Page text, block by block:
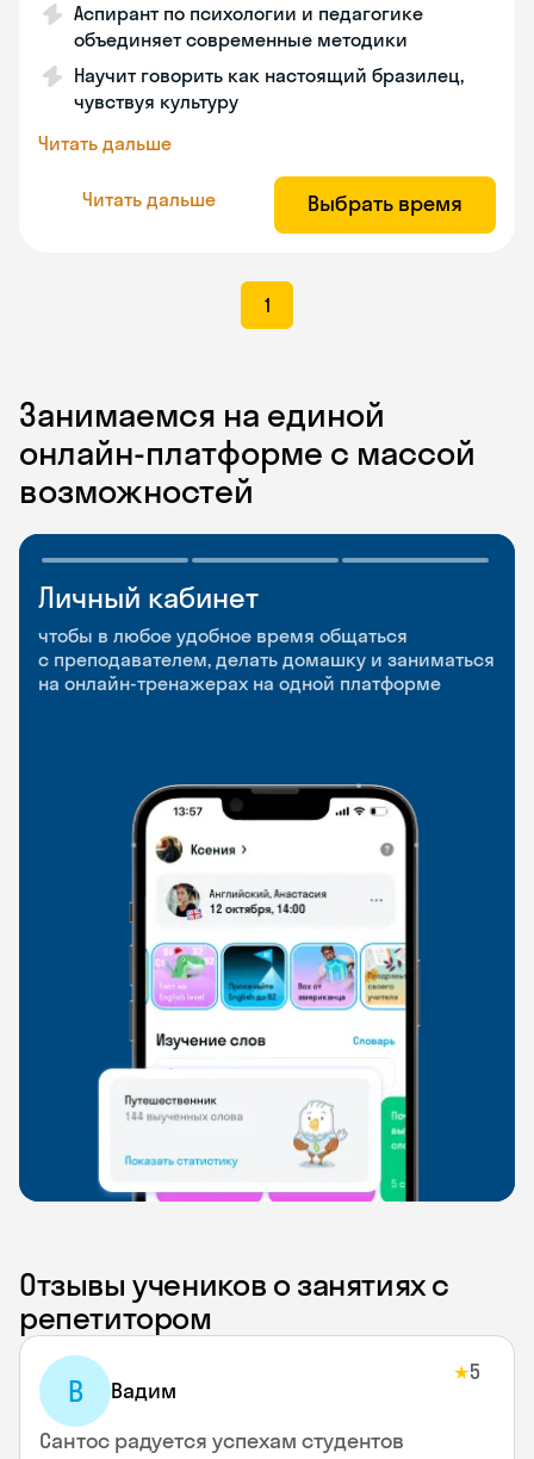
Аспирант по психологии и педагогике
объединяет современные методики
Научит говорить как настоящий бразилец,
чувствуя культуру
Читать дальше
Читать дальше Выбрать время
1
Занимаемся на единой
онлайн-платформе с массой
возможностей
Личный кабинет
чтобы в любое удобное время общаться
с преподавателем, делать домашку и заниматься
на онлайн-тренажерах на одной платформе
Мобильное
приложение
чтобы заниматься и изучать новые слова где
и когда удобно
Разговорные клубы
и Talks
Групповые занятия для разговорной практики
и индивидуальные встречи с преподавателями
Отзывы учеников о занятиях с
репетитором
В Вадим
★5
Сантос радуется успехам студентов